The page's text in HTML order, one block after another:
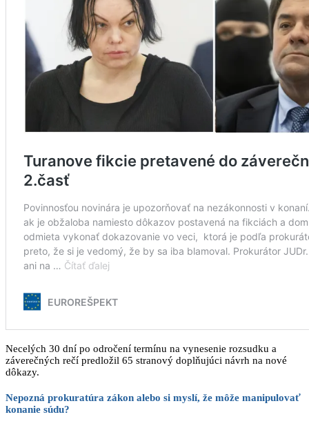
Necelých 30 dní po odročení termínu na vynesenie rozsudku a
záverečných rečí predložil 65 stranový doplňujúci návrh na nové
dôkazy.
Nepozná prokuratúra zákon alebo si myslí, že môže manipulovať
konanie súdu?